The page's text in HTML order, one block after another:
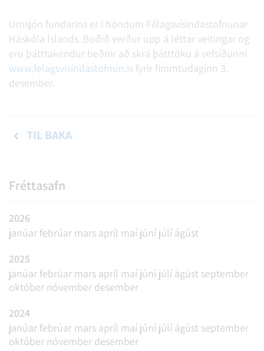
Umsjón fundarins er í höndum Félagsvísindastofnunar
Háskóla Íslands. Boðið verður upp á léttar veitingar og
eru þátttakendur beðnir að skrá þátttöku á vefsíðunni
www.felagsvisindastofnun.is fyrir fimmtudaginn 3.
desember.
TIL BAKA
Fréttasafn
2026
janúar febrúar mars apríl maí júní júlí ágúst
2025
janúar febrúar mars apríl maí júní júlí ágúst september
október nóvember desember
2024
janúar febrúar mars apríl maí júní júlí ágúst september
október nóvember desember